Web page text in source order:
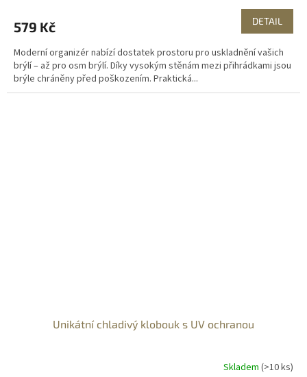
579 Kč DETAIL
Moderní organizér nabízí dostatek prostoru pro uskladnění vašich
brýlí – až pro osm brýlí. Díky vysokým stěnám mezi přihrádkami jsou
brýle chráněny před poškozením. Praktická...
Unikátní chladivý klobouk s UV ochranou
Skladem (>10 ks)